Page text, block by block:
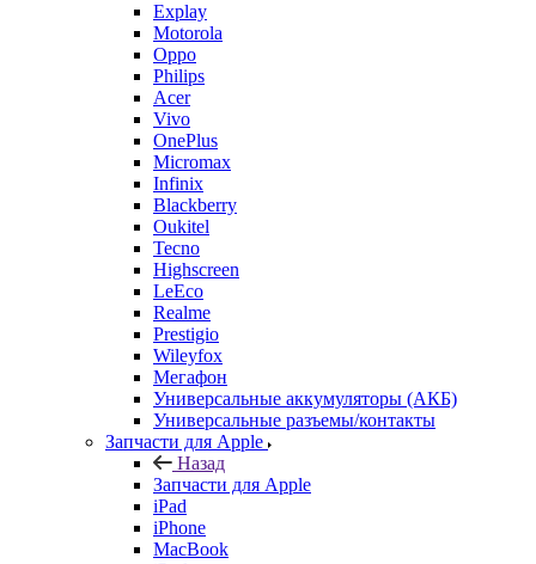
Acer
Vivo
OnePlus
Micromax
Infinix
Blackberry
Oukitel
Tecno
Highscreen
LeEco
Realme
Prestigio
Wileyfox
Мегафон
Универсальные аккумуляторы (АКБ)
Универсальные разъемы/контакты
Запчасти для Apple
Назад
Запчасти для Apple
iPad
iPhone
MacBook
iPod
iMac
Запчасти для AirPods